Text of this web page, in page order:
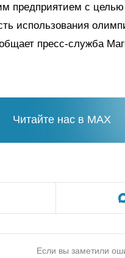
предприятием с
использования
пресс-служба
Читайте нас в MAX
Если вы заметили